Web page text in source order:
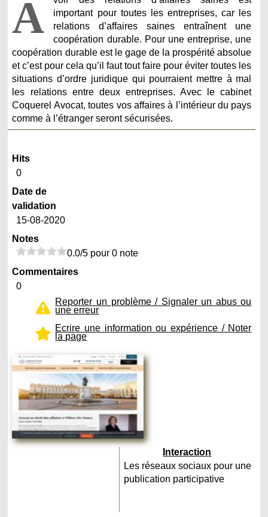
A
important pour toutes les entreprises, car les
relations d’affaires saines entraînent une
coopération durable. Pour une entreprise, une
coopération durable est le gage de la prospérité absolue
et c’est pour cela qu’il faut tout faire pour éviter toutes les
situations d’ordre juridique qui pourraient mettre à mal
les relations entre deux entreprises. Avec le cabinet
Coquerel Avocat, toutes vos affaires à l’intérieur du pays
comme à l’étranger seront sécurisées.
Hits
0
Date de
validation
15-08-2020
Notes
0.0/5 pour 0 note
Commentaires
0
Reporter un problème / Signaler un abus ou
une erreur
Ecrire une information ou expérience / Noter
la page
Interaction
Les réseaux sociaux pour une
publication participative